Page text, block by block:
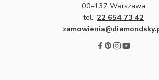
00–137 Warszawa
tel.: 22 654 73 42